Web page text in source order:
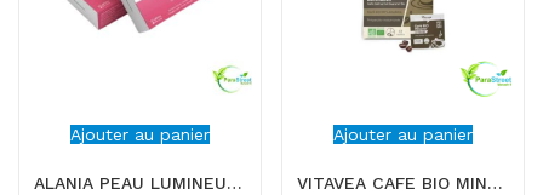
Ajouter au panier
ALANIA PEAU LUMINEUSE RADIANCE ET ECLAT 30 GELULES
Ajouter au panier
VITAVEA CAFE BIO MINCEUR INTENSE BRULE GRAISSE 12 SACHETS